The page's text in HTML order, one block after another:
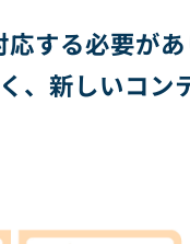
する必要があ
、新しいコン